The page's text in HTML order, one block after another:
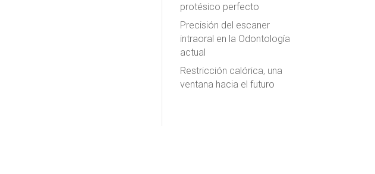
protésico perfecto
Precisión del escaner
intraoral en la Odontología
actual
Restricción calórica, una
ventana hacia el futuro